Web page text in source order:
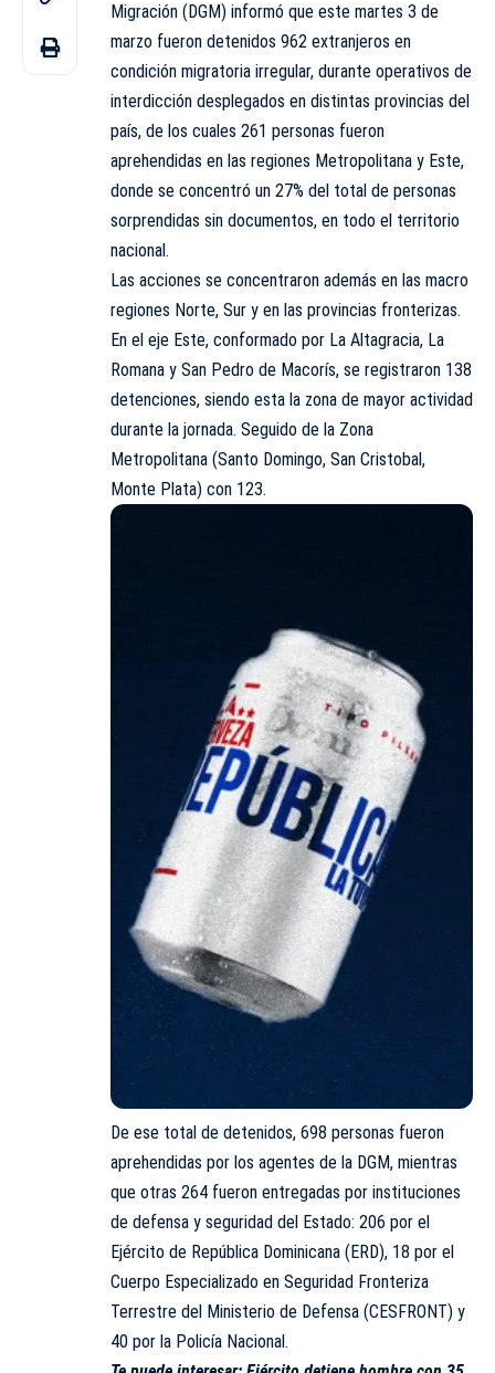
Migración (DGM) informó que este martes 3 de
marzo fueron detenidos 962 extranjeros en
condición migratoria irregular, durante operativos de
interdicción desplegados en distintas provincias del
país, de los cuales 261 personas fueron
aprehendidas en las regiones Metropolitana y Este,
donde se concentró un 27% del total de personas
sorprendidas sin documentos, en todo el territorio
nacional.
Las acciones se concentraron además en las macro
regiones Norte, Sur y en las provincias fronterizas.
En el eje Este, conformado por La Altagracia, La
Romana y San Pedro de Macorís, se registraron 138
detenciones, siendo esta la zona de mayor actividad
durante la jornada. Seguido de la Zona
Metropolitana (Santo Domingo, San Cristobal,
Monte Plata) con 123.
De ese total de detenidos, 698 personas fueron
aprehendidas por los agentes de la DGM, mientras
que otras 264 fueron entregadas por instituciones
de defensa y seguridad del Estado: 206 por el
Ejército de República Dominicana (ERD), 18 por el
Cuerpo Especializado en Seguridad Fronteriza
Terrestre del Ministerio de Defensa (CESFRONT) y
40 por la Policía Nacional.